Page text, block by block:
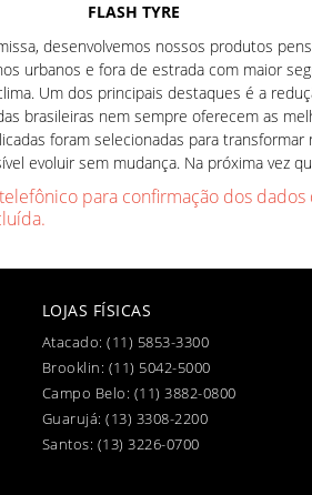
FLASH TYRE
desenvolvemos nossos produtos
urbanos e fora de estrada com maior
Um dos principais destaques é a
brasileiras nem sempre oferecem as
foram selecionadas para
evoluir sem mudança. Na próxima vez
para confirmação dos
LOJAS FÍSICAS
Atacado: (11) 5853-3300
Brooklin: (11) 5042-5000
Campo Belo: (11) 3882-0800
Guarujá: (13) 3308-2200
Santos: (13) 3226-0700